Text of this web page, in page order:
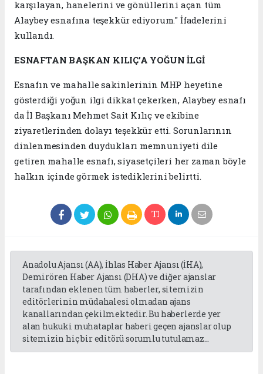
karşılayan, hanelerini ve gönüllerini açan tüm
Alaybey esnafına teşekkür ediyorum." İfadelerini
kullandı.
ESNAFTAN BAŞKAN KILIÇ’A YOĞUN İLGİ
Esnafın ve mahalle sakinlerinin MHP heyetine
gösterdiği yoğun ilgi dikkat çekerken, Alaybey esnafı
da İl Başkanı Mehmet Sait Kılıç ve ekibine
ziyaretlerinden dolayı teşekkür etti. Sorunlarının
dinlenmesinden duydukları memnuniyeti dile
getiren mahalle esnafı, siyasetçileri her zaman böyle
halkın içinde görmek istediklerini belirtti.
Anadolu Ajansı (AA), İhlas Haber Ajansı (İHA),
Demirören Haber Ajansı (DHA) ve diğer ajanslar
tarafından eklenen tüm haberler, sitemizin
editörlerinin müdahalesi olmadan ajans
kanallarından çekilmektedir. Bu haberlerde yer
alan hukuki muhataplar haberi geçen ajanslar olup
sitemizin hiç bir editörü sorumlu tutulamaz...